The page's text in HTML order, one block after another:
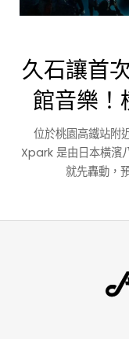
久石讓首
館音樂！
位於桃園高鐵站附
Xpark 是由日本橫濱
就先轟動，